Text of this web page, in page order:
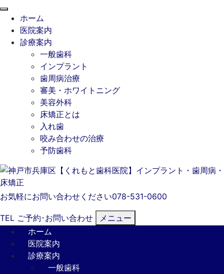
ホーム
医院案内
診療案内
一般歯科
インプラント
歯周病治療
審美・ホワイトニング
美容外科
床矯正とは
入れ歯
咬み合わせの治療
予防歯科
お気軽にお問い合わせください078-531-0600
TEL ご予約･ お問い合わせ
メニュー
ホーム
医院案内
診療案内
一般歯科